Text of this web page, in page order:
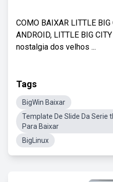
COMO BAIXAR LITTLE BIG
ANDROID, LITTLE BIG
nostalgia dos velhos ...
Tags
BigWin Baixar
Template De Slide Da Serie
Para Baixar
BigLinux